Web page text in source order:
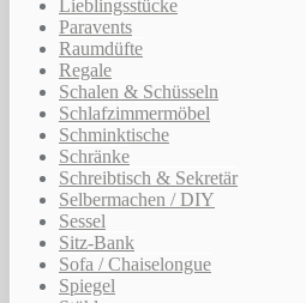
Lieblingsstücke
Paravents
Raumdüfte
Regale
Schalen & Schüsseln
Schlafzimmermöbel
Schminktische
Schränke
Schreibtisch & Sekretär
Selbermachen / DIY
Sessel
Sitz-Bank
Sofa / Chaiselongue
Spiegel